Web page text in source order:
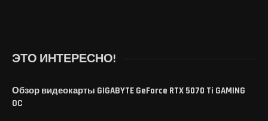
ЭТО ИНТЕРЕСНО!
Обзор видеокарты GIGABYTE GeForce RTX 5070 Ti GAMING
OC